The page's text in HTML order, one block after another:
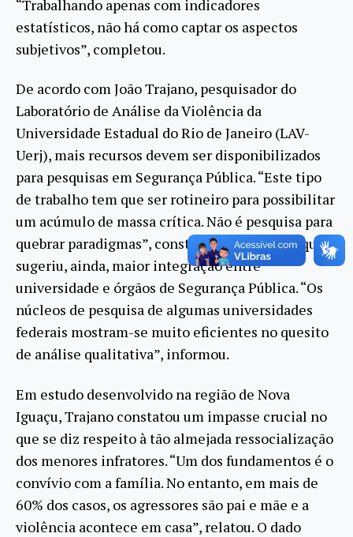
“Trabalhando apenas com indicadores
estatísticos, não há como captar os aspectos
subjetivos”, completou.
De acordo com João Trajano, pesquisador do
Laboratório de Análise da Violência da
Universidade Estadual do Rio de Janeiro (LAV-
Uerj), mais recursos devem ser disponibilizados
para pesquisas em Segurança Pública. “Este tipo
de trabalho tem que ser rotineiro para possibilitar
um acúmulo de massa crítica. Não é pesquisa para
quebrar paradigmas”, constatou o sociólogo, que
sugeriu, ainda, maior integração entre
universidade e órgãos de Segurança Pública. “Os
núcleos de pesquisa de algumas universidades
federais mostram-se muito eficientes no quesito
de análise qualitativa”, informou.
Em estudo desenvolvido na região de Nova
Iguaçu, Trajano constatou um impasse crucial no
que se diz respeito à tão almejada ressocialização
dos menores infratores. “Um dos fundamentos é o
convívio com a família. No entanto, em mais de
60% dos casos, os agressores são pai e mãe e a
violência acontece em casa”, relatou. O dado